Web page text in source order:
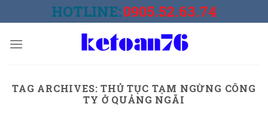
to
HOTLINE:0905.52.63.74
TAG ARCHIVES:THỦ TỤC TẠM NGỪNG CÔNG
TY Ở QUẢNG NGÃI